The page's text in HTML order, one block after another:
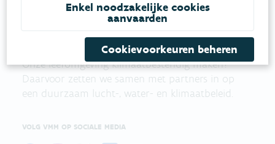
MILIEUMAATSCHAPPIJ
Onze leefomgeving klimaatbestendig maken?
Daarvoor zetten we samen met partners in op
een duurzaam lucht-, water- en klimaatbeleid.
VOLG VMM OP SOCIALE MEDIA
Enkel noodzakelijke cookies
aanvaarden
Cookievoorkeuren beheren